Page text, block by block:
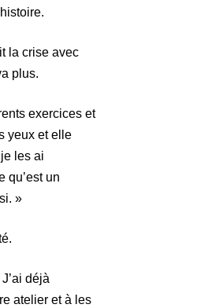
la crise avec
plus.
exercices et
yeux et elle
les ai
qu’est un
»
déjà
atelier et à les